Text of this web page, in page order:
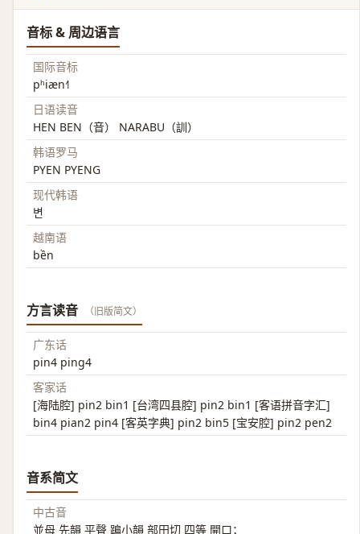
音标 & 周边语言
国际音标
pʰiæn˧˥
日语读音
HEN BEN（音） NARABU（訓）
韩语罗马
PYEN PYENG
现代韩语
변
越南语
bền
方言读音 （旧版简文）
广东话
pin4 ping4
客家话
[海陆腔] pin2 bin1 [台湾四县腔] pin2 bin1 [客语拼音字汇]
bin4 pian2 pin4 [客英字典] pin2 bin5 [宝安腔] pin2 pen2
音系简文
中古音
並母 先韻 平聲 蹁小韻 部田切 四等 開口；